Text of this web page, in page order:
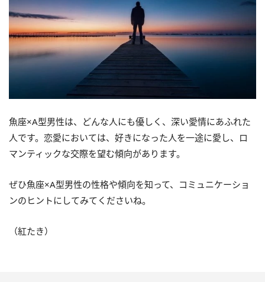
魚座×A型男性は、どんな人にも優しく、深い愛情にあふれた
人です。恋愛においては、好きになった人を一途に愛し、ロ
マンティックな交際を望む傾向があります。
ぜひ魚座×A型男性の性格や傾向を知って、コミュニケーショ
ンのヒントにしてみてくださいね。
（紅たき）